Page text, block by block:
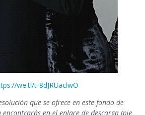
we.tl/t-8dJRUaclwO
que se ofrece en este fondo de
en el enlace de descarga (pie